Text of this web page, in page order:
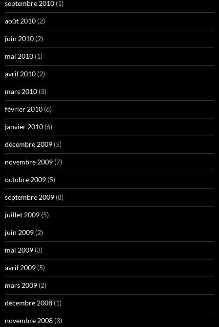
septembre 2010 (1)
août 2010 (2)
juin 2010 (2)
mai 2010 (1)
avril 2010 (2)
mars 2010 (3)
février 2010 (6)
janvier 2010 (6)
décembre 2009 (5)
novembre 2009 (7)
octobre 2009 (5)
septembre 2009 (8)
juillet 2009 (5)
juin 2009 (2)
mai 2009 (3)
avril 2009 (5)
mars 2009 (2)
décembre 2008 (1)
novembre 2008 (3)